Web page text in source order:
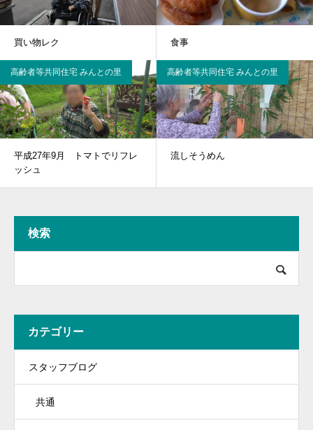
買い物レク 食事
高齢者等共同住宅 みんとの里
平成27年9月 トマトでリフレ
ッシュ
高齢者等共同住宅 みんとの里
流しそうめん
検索
カテゴリー
スタッフブログ
共通